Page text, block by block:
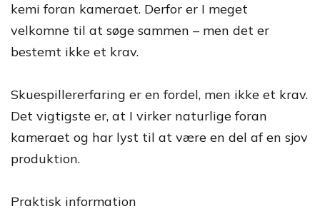
kemi foran kameraet. Derfor er I meget
velkomne til at søge sammen – men det er
bestemt ikke et krav.
Skuespillererfaring er en fordel, men ikke et krav.
Det vigtigste er, at I virker naturlige foran
kameraet og har lyst til at være en del af en sjov
produktion.
Praktisk information